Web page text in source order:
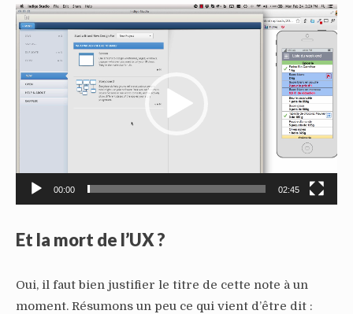
Lecteur
vidéo
00:00 02:45
Et la mort de l’UX ?
Oui, il faut bien justifier le titre de cette note à un
moment. Résumons un peu ce qui vient d’être dit :